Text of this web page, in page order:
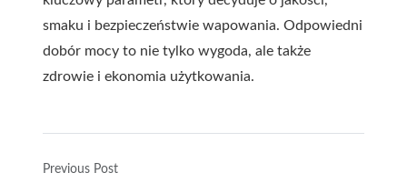
smaku i bezpieczeństwie wapowania. Odpowiedni
dobór mocy to nie tylko wygoda, ale także
zdrowie i ekonomia użytkowania.
Previous Post